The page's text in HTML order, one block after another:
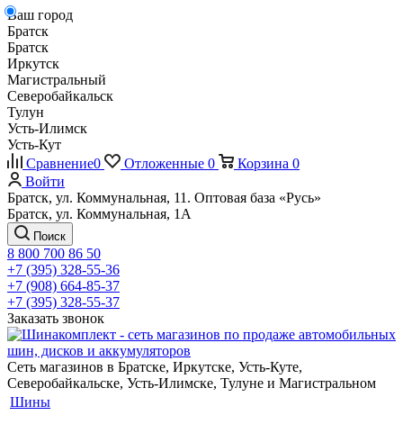
Ваш город
Братск
Братск
Иркутск
Магистральный
Северобайкальск
Тулун
Усть-Илимск
Усть-Кут
Сравнение0 Отложенные 0 Корзина 0
Войти
Братск, ул. Коммунальная, 11. Оптовая база «Русь»
Братск, ул. Коммунальная, 1А
Поиск
8 800 700 86 50
+7 (395) 328-55-36
+7 (908) 664-85-37
+7 (395) 328-55-37
Заказать звонок
Сеть магазинов в Братске, Иркутске, Усть-Куте,
Северобайкальске, Усть-Илимске, Тулуне и Магистральном
Шины